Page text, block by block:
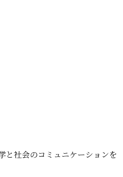
と社会のコミュニケーションを